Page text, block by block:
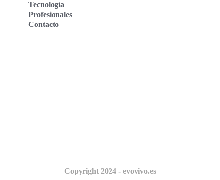
Tecnología
Profesionales
Contacto
Copyright 2024 - evovivo.es